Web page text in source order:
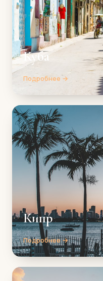
Куба
Подробнее →
Кипр
Подробнее →